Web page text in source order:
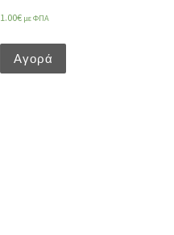
1.00€ με ΦΠΑ
Αγορά